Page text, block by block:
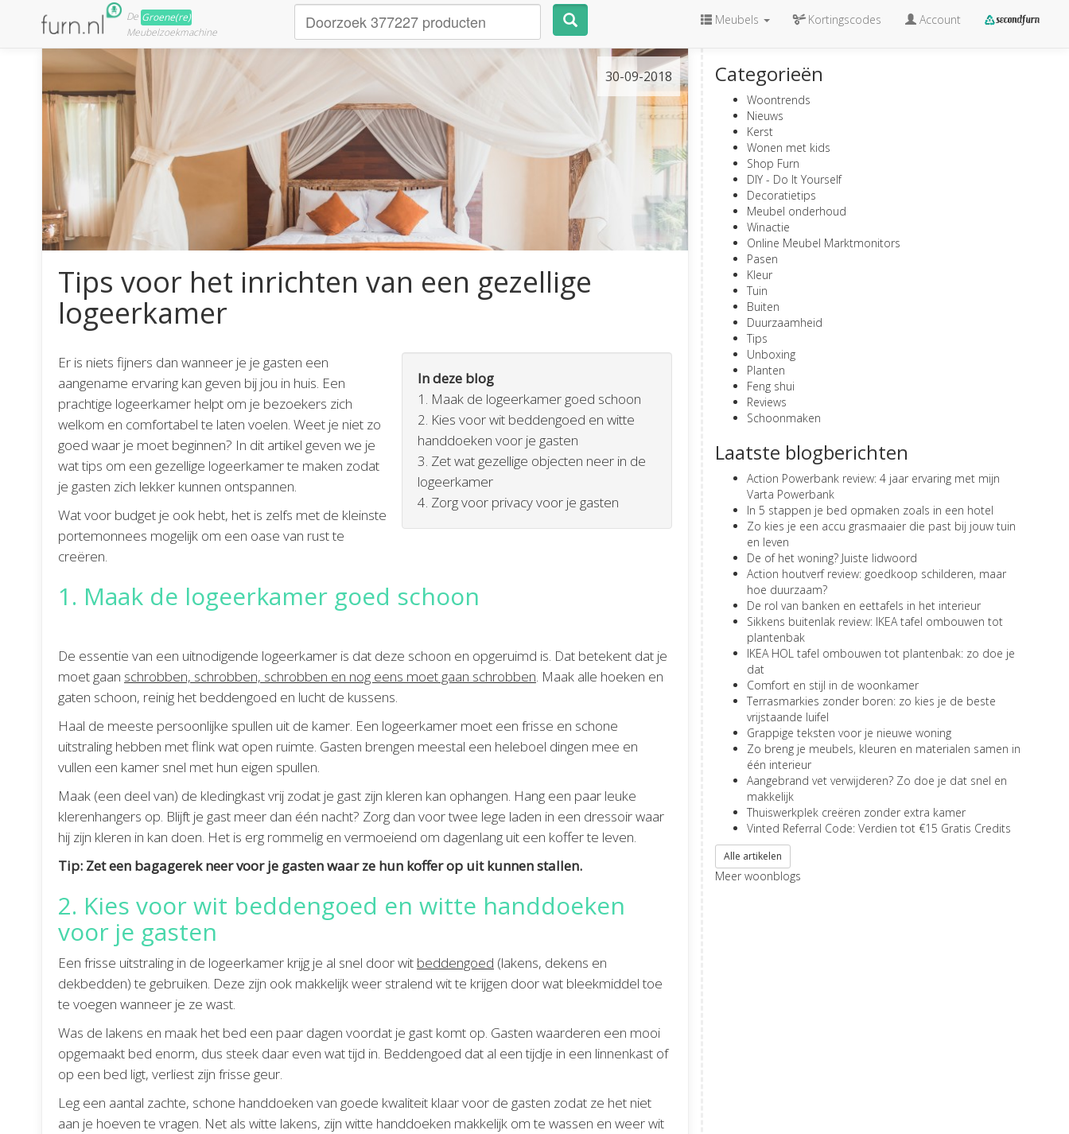
De Groene(re)
Meubelzoekmachine
Meubels Kortingscodes Account
Tips voor het inrichten van een gezellige
logeerkamer
30-09-2018
In deze blog
1. Maak de logeerkamer goed schoon
2. Kies voor wit beddengoed en witte
handdoeken voor je gasten
3. Zet wat gezellige objecten neer in de
logeerkamer
4. Zorg voor privacy voor je gasten
Er is niets fijners dan wanneer je je gasten een
aangename ervaring kan geven bij jou in huis. Een
prachtige logeerkamer helpt om je bezoekers zich
welkom en comfortabel te laten voelen. Weet je niet zo
goed waar je moet beginnen? In dit artikel geven we je
wat tips om een gezellige logeerkamer te maken zodat
je gasten zich lekker kunnen ontspannen.
Wat voor budget je ook hebt, het is zelfs met de kleinste
portemonnees mogelijk om een oase van rust te
creëren.
1. Maak de logeerkamer goed schoon
De essentie van een uitnodigende logeerkamer is dat deze schoon en opgeruimd is. Dat betekent dat je
moet gaan schrobben, schrobben, schrobben en nog eens moet gaan schrobben. Maak alle hoeken en
gaten schoon, reinig het beddengoed en lucht de kussens.
Haal de meeste persoonlijke spullen uit de kamer. Een logeerkamer moet een frisse en schone
uitstraling hebben met flink wat open ruimte. Gasten brengen meestal een heleboel dingen mee en
vullen een kamer snel met hun eigen spullen.
Maak (een deel van) de kledingkast vrij zodat je gast zijn kleren kan ophangen. Hang een paar leuke
klerenhangers op. Blijft je gast meer dan één nacht? Zorg dan voor twee lege laden in een dressoir waar
hij zijn kleren in kan doen. Het is erg rommelig en vermoeiend om dagenlang uit een koffer te leven.
Tip: Zet een bagagerek neer voor je gasten waar ze hun koffer op uit kunnen stallen.
2. Kies voor wit beddengoed en witte handdoeken
voor je gasten
Een frisse uitstraling in de logeerkamer krijg je al snel door wit beddengoed (lakens, dekens en
dekbedden) te gebruiken. Deze zijn ook makkelijk weer stralend wit te krijgen door wat bleekmiddel toe
te voegen wanneer je ze wast.
Was de lakens en maak het bed een paar dagen voordat je gast komt op. Gasten waarderen een mooi
opgemaakt bed enorm, dus steek daar even wat tijd in. Beddengoed dat al een tijdje in een linnenkast of
op een bed ligt, verliest zijn frisse geur.
Leg een aantal zachte, schone handdoeken van goede kwaliteit klaar voor de gasten zodat ze het niet
aan je hoeven te vragen. Net als witte lakens, zijn witte handdoeken makkelijk om te wassen en weer wit
Categorieën
Woontrends
Nieuws
Kerst
Wonen met kids
Shop Furn
DIY - Do It Yourself
Decoratietips
Meubel onderhoud
Winactie
Online Meubel Marktmonitors
Pasen
Kleur
Tuin
Buiten
Duurzaamheid
Tips
Unboxing
Planten
Feng shui
Reviews
Schoonmaken
Laatste blogberichten
Action Powerbank review: 4 jaar ervaring met mijn
Varta Powerbank
In 5 stappen je bed opmaken zoals in een hotel
Zo kies je een accu grasmaaier die past bij jouw tuin
en leven
De of het woning? Juiste lidwoord
Action houtverf review: goedkoop schilderen, maar
hoe duurzaam?
De rol van banken en eettafels in het interieur
Sikkens buitenlak review: IKEA tafel ombouwen tot
plantenbak
IKEA HOL tafel ombouwen tot plantenbak: zo doe je
dat
Comfort en stijl in de woonkamer
Terrasmarkies zonder boren: zo kies je de beste
vrijstaande luifel
Grappige teksten voor je nieuwe woning
Zo breng je meubels, kleuren en materialen samen in
één interieur
Aangebrand vet verwijderen? Zo doe je dat snel en
makkelijk
Thuiswerkplek creëren zonder extra kamer
Vinted Referral Code: Verdien tot €15 Gratis Credits
Alle artikelen
Meer woonblogs